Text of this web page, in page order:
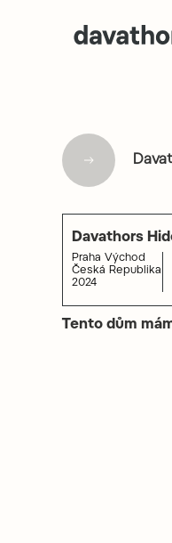
Davathors
Praha Východ
Česká Republika
2024
Tento dům